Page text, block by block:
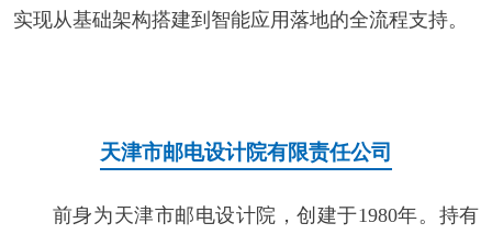
实现从基础架构搭建到智能应用落地的全流程支持。
天津市邮电设计院有限责任公司
前身为天津市邮电设计院，创建于1980年。持有